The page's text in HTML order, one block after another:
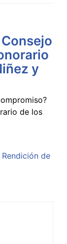
y
de los
Rendición de